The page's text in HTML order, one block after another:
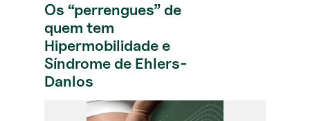
Os “perrengues” de
quem tem
Hipermobilidade e
Síndrome de Ehlers-
Danlos